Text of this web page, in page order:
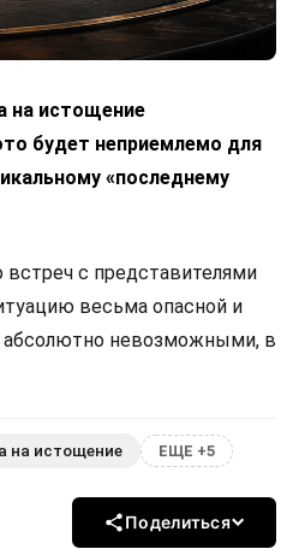
на истощение
будет неприемлемо для
«последнему
с представителями
весьма опасной и
абсолютно невозможными, в
на истощение ЕЩЕ +5
Поделиться